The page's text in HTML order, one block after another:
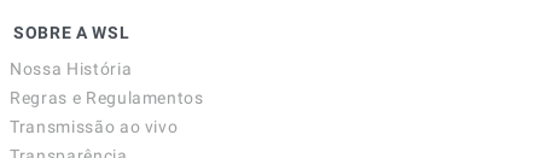
SOBRE A WSL
Nossa História
Regras e Regulamentos
Transmissão ao vivo